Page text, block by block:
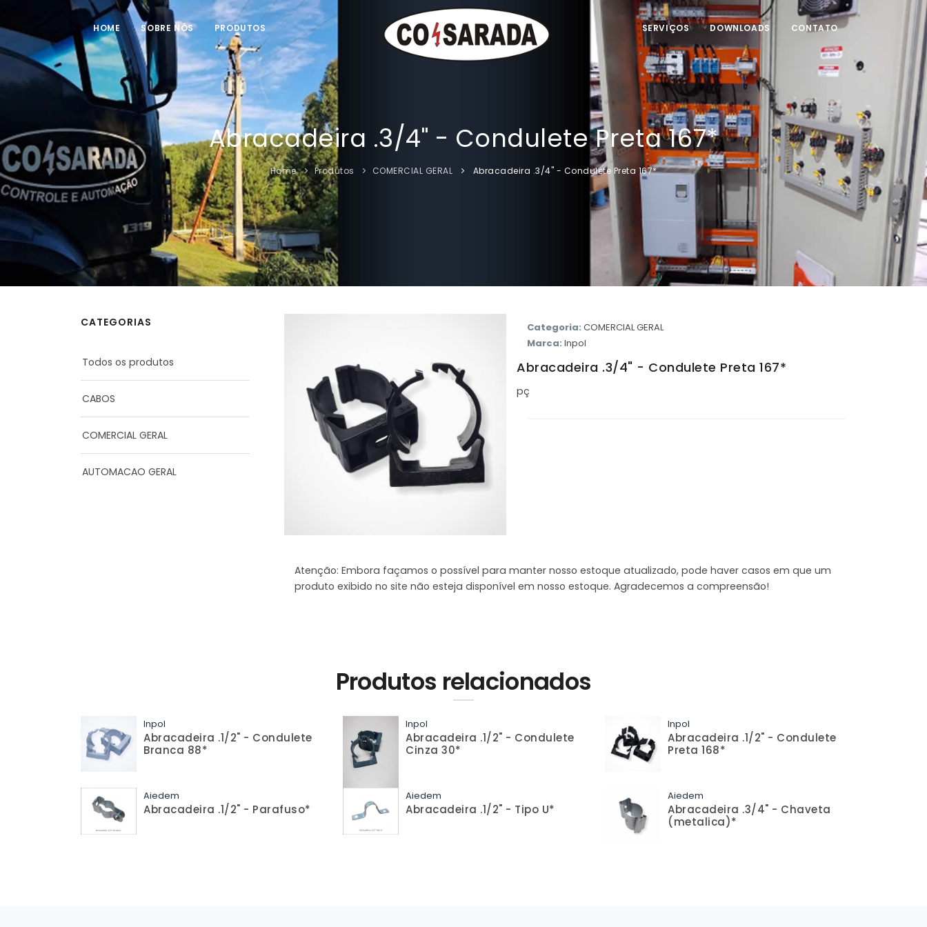
HOME SOBRE NÓS PRODUTOS SERVIÇOS DOWNLOADS CONTATO
Abracadeira .3/4" - Condulete Preta 167*
Home Produtos COMERCIAL GERAL Abracadeira .3/4" - Condulete Preta 167*
Categoria: COMERCIAL GERAL
Marca: Inpol
Abracadeira .3/4" - Condulete Preta 167*
pç
Atenção: Embora façamos o possível para manter nosso estoque atualizado, pode haver casos em que um
produto exibido no site não esteja disponível em nosso estoque. Agradecemos a compreensão!
CATEGORIAS
Todos os produtos
CABOS
COMERCIAL GERAL
AUTOMACAO GERAL
Produtos relacionados
Inpol
Abracadeira .1/2" - Condulete
Branca 88*
Inpol
Abracadeira .1/2" - Condulete
Cinza 30*
Inpol
Abracadeira .1/2" - Condulete
Preta 168*
Aiedem
Abracadeira .1/2" - Parafuso*
Aiedem
Abracadeira .1/2" - Tipo U*
Aiedem
Abracadeira .3/4" - Chaveta
(metalica)*